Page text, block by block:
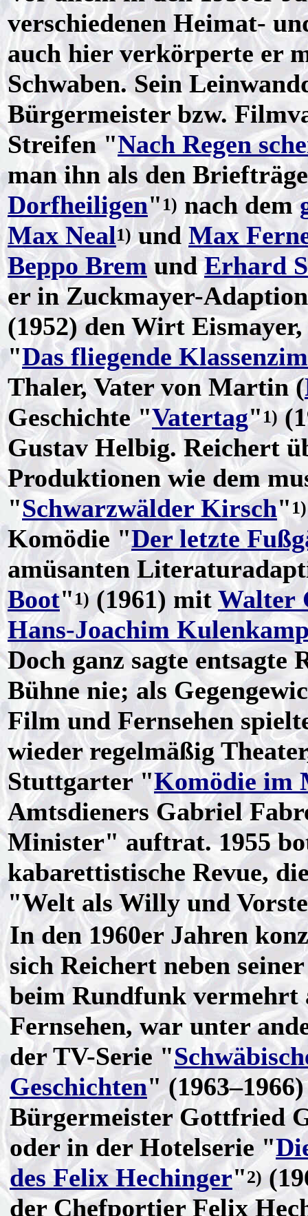
verschiedenen Heimat-
auch hier verkörperte er
Schwaben. Sein
Bürgermeister bzw.
Streifen "Nach Regen
man ihn als den
Dorfheiligen" 1) nach dem
Max Neal1)undMax
Beppo BremundErhard
er in Zuckmayer-
(1952) den Wirt
"Das fliegende
Thaler, Vater von Martin (
Geschichte "Vatertag"1)
Gustav Helbig. Reichert
Produktionen wie dem
"Schwarzwälder Kirsch" 1)
Komödie "Der letzte
amüsanten
Boot"1)(1961) mitWalter
Hans-Joachim
Doch ganz sagte
Bühne nie; als
Film und Fernsehen
wieder regelmäßig
Stuttgarter "Komödie im
Amtsdieners Gabriel
Minister" auftrat. 1955
kabarettistische Revue,
"Welt als Willy und
In den 1960er Jahren
sich Reichert neben
beim Rundfunk vermehrt
Fernsehen, war unter
der TV-Serie "
Geschichten"
Bürgermeister Gottfried
oder in der Hotelserie "
des Felix Hechinger"2)
der Chefportier Felix